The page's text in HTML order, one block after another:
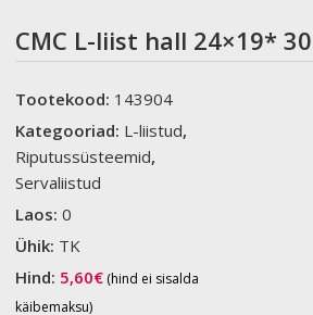
CMC L-liist hall 24×19*
Tootekood: 143904
Kategooriad: L-liistud,
Riputussüsteemid,
Servaliistud
Laos:0
Ühik: TK
Hind: 5,60€ (hind ei sisalda
käibemaksu)